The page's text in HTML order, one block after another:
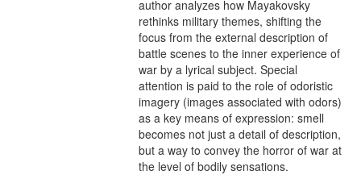
author analyzes how Mayakovsky
rethinks military themes, shifting the
focus from the external description of
battle scenes to the inner experience of
war by a lyrical subject. Special
attention is paid to the role of odoristic
imagery (images associated with odors)
as a key means of expression: smell
becomes not just a detail of description,
but a way to convey the horror of war at
the level of bodily sensations.